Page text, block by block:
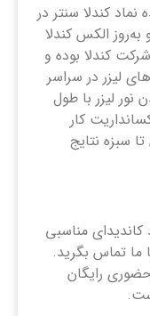
نماد کندلا سنتر در
الکس کندلا
کندلا بوده و
لیزر در سراسر
نور لیزر با طول
کار
سبزه نتایج
کاندیدای مناسبی
ما تماس بگرید.
رایگان